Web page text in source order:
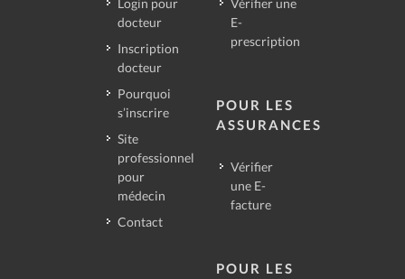
Login pour
docteur
Inscription
docteur
Pourquoi
s’inscrire
Site
professionnel
pour
médecin
Contact
Vérifier une
E-
prescription
POUR LES
ASSURANCES
Vérifier
une E-
facture
POUR LES